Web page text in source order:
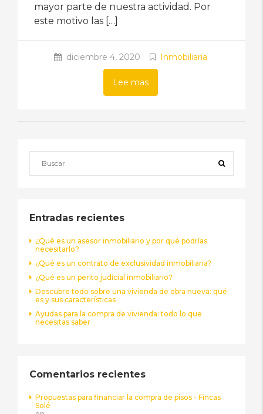
mayor parte de nuestra actividad. Por
este motivo las […]
diciembre 4, 2020 Inmobiliaria
Lee mas
Entradas recientes
¿Qué es un asesor inmobiliario y por qué podrías
necesitarlo?
¿Qué es un contrato de exclusividad inmobiliaria?
¿Qué es un perito judicial inmobiliario?
Descubre todo sobre una vivienda de obra nueva: qué
es y sus características
Ayudas para la compra de vivienda: todo lo que
necesitas saber
Comentarios recientes
Propuestas para financiar la compra de pisos - Fincas
Solé